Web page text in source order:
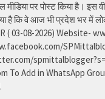
पर पोस्ट किया है। इस
है कि वे आज भी प्रदेश भर में
( 03-08-2026) Website-
To Add in WhatsApp